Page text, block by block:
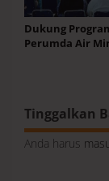
Dukung
Perumda Air
Tinggalkan
Anda harus